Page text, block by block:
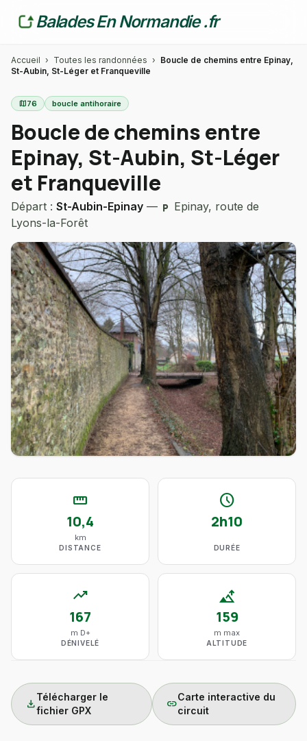
Balades En Normandie .fr
Accueil › Toutes les randonnées › Boucle de chemins entre Epinay,
St-Aubin, St-Léger et Franqueville
map76 boucle antihoraire
Boucle de chemins entre
Epinay, St-Aubin, St-Léger
et Franqueville
Départ : St-Aubin-Epinay — local_parking
Epinay, route de
Lyons-la-Forêt
straighten
10,4
km
DISTANCE
schedule
2h10
DURÉE
trending_up
167
m D+
DÉNIVELÉ
altitude
159
m max
ALTITUDE
download
Télécharger le
fichier GPX
link
Carte interactive du
circuit